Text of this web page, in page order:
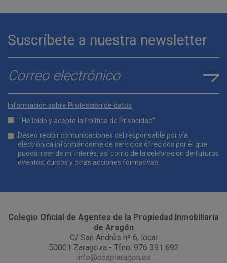
Suscríbete a nuestra newsletter
E-mail*
Información sobre Protección de datos
“He leído y acepto la Política de Privacidad".
Lopd*
Deseo recibir comunicaciones del responsable por vía
electrónica informándome de servicios ofrecidos por él que
puedan ser de mi interés, así como de la celebración de futuros
eventos, cursos y otras acciones formativas.
Colegio Oficial de Agentes de la Propiedad Inmobiliaria
de Aragón
C/ San Andrés nº 6, local
50001 Zaragoza - Tfno: 976 391 692
info@coapiaragon.es